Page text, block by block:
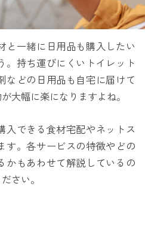
と一緒に日用品も購入したい
。持ち運びにくいトイレット
などの日用品も自宅に届けて
大幅に楽になりますよね。
入できる食材宅配やネットス
す。各サービスの特徴やどの
かもあわせて解説しているの
さい。